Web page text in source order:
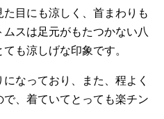
た目にも涼しく、首まわりも
スは足元がもたつかない八
も涼しげな印象です。
なっており、また、程よく
、着ていてとっても楽チン